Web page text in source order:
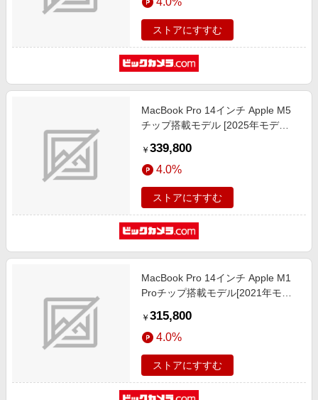
ストアにすすむ
MacBook Pro 14インチ Apple M5
チップ搭載モデル [2025年モデ
CPUと10コアGPU] スペースブラッ
ク MDE14J/A
￥ 339,800
4.0%
ストアにすすむ
MacBook Pro 14インチ Apple M1
Proチップ搭載モデル[2021年モデ
CPUと16コアGPU ]シルバー
MKGT3J/A
￥ 315,800
4.0%
ストアにすすむ